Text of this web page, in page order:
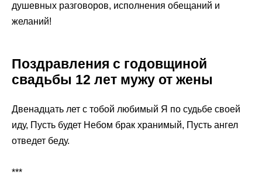
душевных разговоров, исполнения обещаний и
желаний!
Поздравления с годовщиной
свадьбы 12 лет мужу от жены
Двенадцать лет с тобой любимый Я по судьбе своей
иду, Пусть будет Небом брак хранимый, Пусть ангел
отведет беду.
***